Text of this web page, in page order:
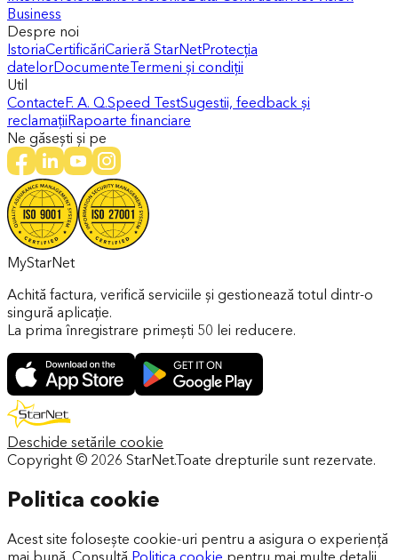
Business
Despre noi
IstoriaCertificăriCarieră StarNetProtecția
datelorDocumenteTermeni și condiții
Util
ContacteF. A. Q.Speed TestSugestii, feedback și
reclamațiiRapoarte financiare
Ne găsești și pe
MyStarNet
Achită factura, verifică serviciile și gestionează totul dintr-o
singură aplicație.
La prima înregistrare primești 50 lei reducere.
Deschide setările cookie
Copyright © 2026 StarNet.Toate drepturile sunt rezervate.
Politica cookie
Acest site folosește cookie-uri pentru a asigura o experiență
mai bună. Consultă Politica cookie pentru mai multe detalii.